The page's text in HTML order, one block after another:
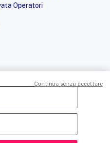
Operatori
Continua senza accettare